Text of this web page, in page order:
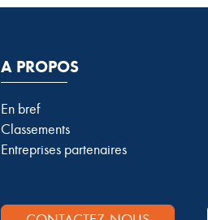
A PROPOS
En bref
Classements
Entreprises partenaires